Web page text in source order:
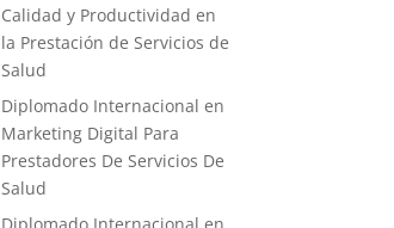
Calidad y Productividad en
la Prestación de Servicios de
Salud
Diplomado Internacional en
Marketing Digital Para
Prestadores De Servicios De
Salud